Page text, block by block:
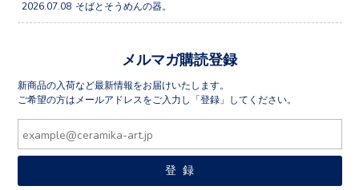
2026.07.08 そばとそうめんの器。
メルマガ購読登録
新商品の入荷など最新情報をお届けいたします。
ご希望の方はメールアドレスをご入力し「登録」してください。